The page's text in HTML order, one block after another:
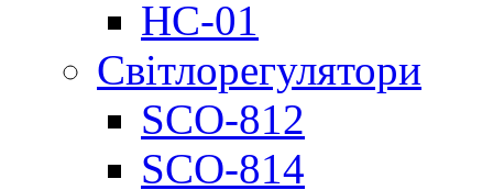
НС-01
Світлорегулятори
SCO-812
SCO-814